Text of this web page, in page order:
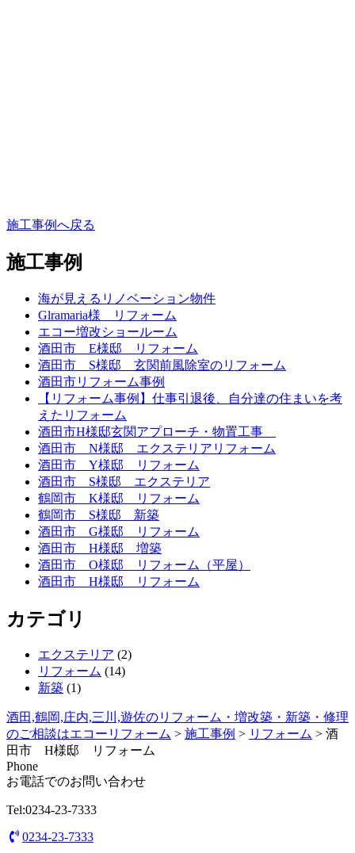
施工事例へ戻る
施工事例
海が見えるリノベーション物件
Glramaria様 リフォーム
エコー増改ショールーム
酒田市 E様邸 リフォーム
酒田市 S様邸 玄関前風除室のリフォーム
酒田市リフォーム事例
【リフォーム事例】仕事引退後、自分達の住まいを考
えたリフォーム
酒田市H様邸玄関アプローチ・物置工事
酒田市 N様邸 エクステリアリフォーム
酒田市 Y様邸 リフォーム
酒田市 S様邸 エクステリア
鶴岡市 K様邸 リフォーム
鶴岡市 S様邸 新築
酒田市 G様邸 リフォーム
酒田市 H様邸 増築
酒田市 O様邸 リフォーム（平屋）
酒田市 H様邸 リフォーム
カテゴリ
エクステリア (2)
リフォーム (14)
新築 (1)
酒田,鶴岡,庄内,三川,遊佐のリフォーム・増改築・新築・修理
のご相談はエコーリフォーム > 施工事例 > リフォーム > 酒
田市 H様邸 リフォーム
Phone
お電話でのお問い合わせ
Tel:0234-23-7333
0234-23-7333